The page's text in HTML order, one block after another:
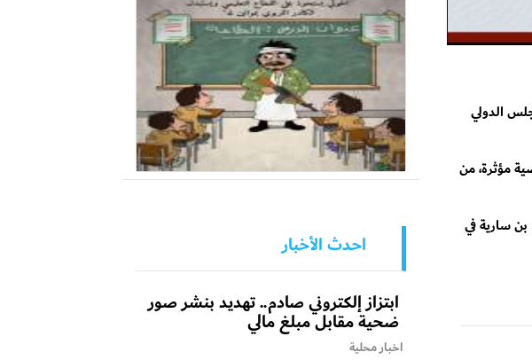
الدولي
بن سارية شهادة تكريم، بعد أن تم اختياره ضمن أفضل ١٠٠ شخصية مؤثرة، من
بن سارية في
احدث الأخبار
ابتزاز إلكتروني صادم.. تهديد بنشر صور
ضحية مقابل مبلغ مالي
اخبار محلية